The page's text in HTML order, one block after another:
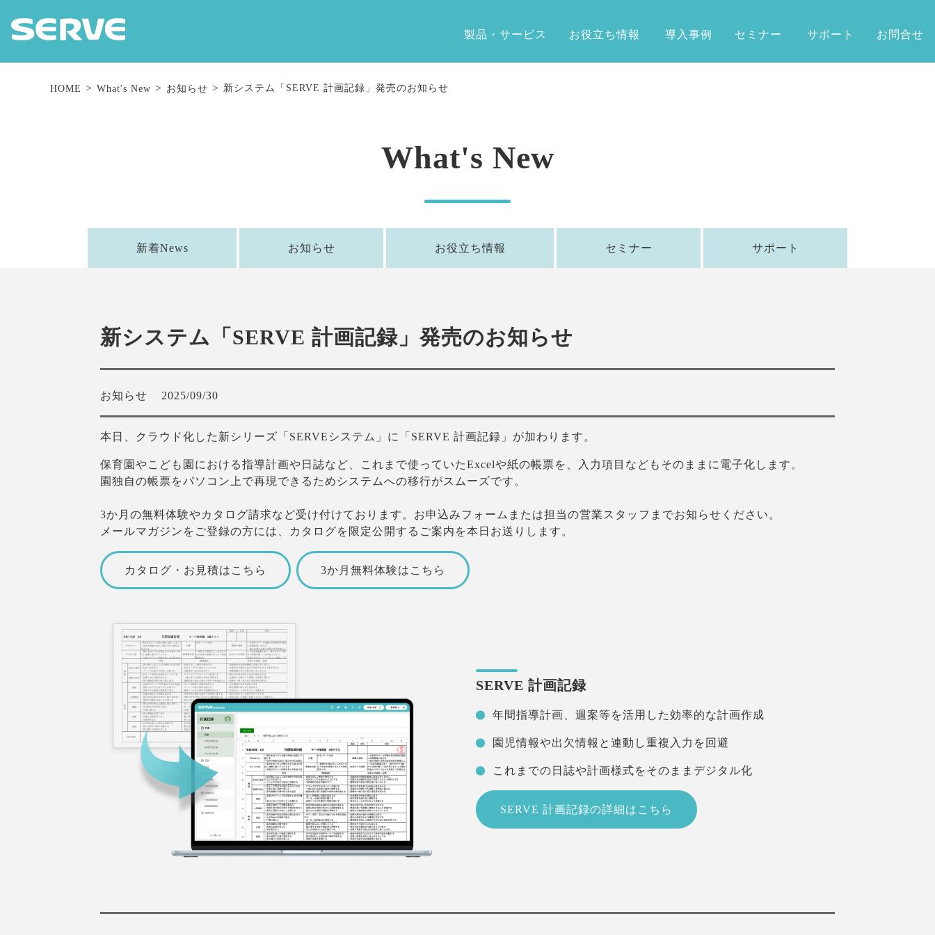
製品・サービス お役立ち情報 導入事例 セミナー サポート お問合せ
HOME What's New お知らせ 新システム「SERVE 計画記録」発売のお知らせ
What's New
新着News お知らせ お役立ち情報 セミナー サポート
新システム「SERVE 計画記録」発売のお知らせ
お知らせ 2025/09/30
本日、クラウド化した新シリーズ「SERVEシステム」に「SERVE 計画記録」が加わります。
保育園やこども園における指導計画や日誌など、これまで使っていたExcelや紙の帳票を、入力項目などもそのままに電子化します。
園独自の帳票をパソコン上で再現できるためシステムへの移行がスムーズです。
3か月の無料体験やカタログ請求など受け付けております。お申込みフォームまたは担当の営業スタッフまでお知らせください。
メールマガジンをご登録の方には、カタログを限定公開するご案内を本日お送りします。
カタログ・お見積はこちら 3か月無料体験はこちら
SERVE 計画記録
年間指導計画、週案等を活用した効率的な計画作成
園児情報や出欠情報と連動し重複入力を回避
これまでの日誌や計画様式をそのままデジタル化
SERVE 計画記録の詳細はこちら